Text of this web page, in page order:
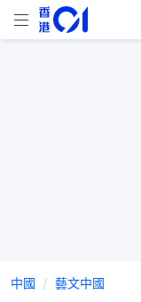
中國 藝文中國